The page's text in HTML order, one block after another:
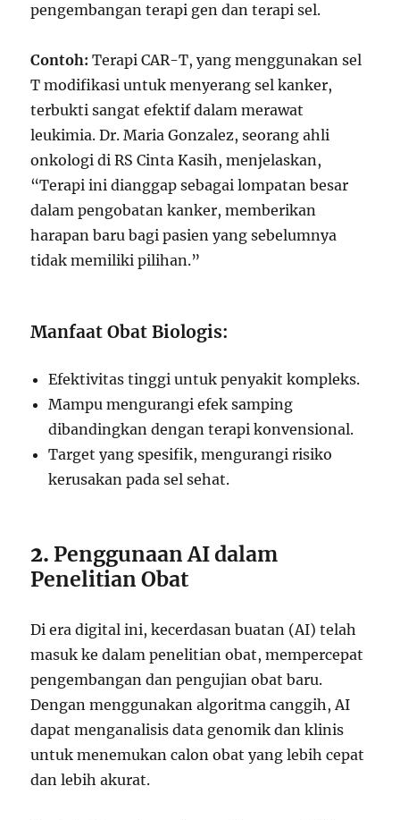
pengembangan terapi gen dan terapi sel.
Contoh: Terapi CAR-T, yang menggunakan sel
T modifikasi untuk menyerang sel kanker,
terbukti sangat efektif dalam merawat
leukimia. Dr. Maria Gonzalez, seorang ahli
onkologi di RS Cinta Kasih, menjelaskan,
“Terapi ini dianggap sebagai lompatan besar
dalam pengobatan kanker, memberikan
harapan baru bagi pasien yang sebelumnya
tidak memiliki pilihan.”
Manfaat Obat Biologis:
Efektivitas tinggi untuk penyakit kompleks.
Mampu mengurangi efek samping
dibandingkan dengan terapi konvensional.
Target yang spesifik, mengurangi risiko
kerusakan pada sel sehat.
2. Penggunaan AI dalam
Penelitian Obat
Di era digital ini, kecerdasan buatan (AI) telah
masuk ke dalam penelitian obat, mempercepat
pengembangan dan pengujian obat baru.
Dengan menggunakan algoritma canggih, AI
dapat menganalisis data genomik dan klinis
untuk menemukan calon obat yang lebih cepat
dan lebih akurat.